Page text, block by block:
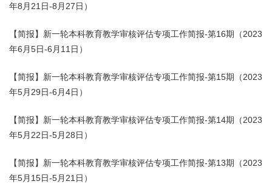
年8月21日-8月27日）
【简报】新一轮本科教育教学审核评估专项工作简报-第16期（2023
年6月5日-6月11日）
【简报】新一轮本科教育教学审核评估专项工作简报-第15期（2023
年5月29日-6月4日）
【简报】新一轮本科教育教学审核评估专项工作简报-第14期（2023
年5月22日-5月28日）
【简报】新一轮本科教育教学审核评估专项工作简报-第13期（2023
年5月15日-5月21日）